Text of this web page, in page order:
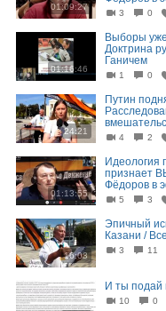
01:09:27
3 0
01:16:46
Выборы
Доктрина
Ганичем
1 0
24:21
Путин
4 2
01:13:55
Идеология
признает
Фёдоров в
5 3
16:03
Эпичный
Казани /
3 11
И ты подай
10 0